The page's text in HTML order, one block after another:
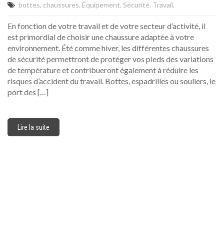
bottes chaussures Équipement Sécurité Travail
En fonction de votre travail et de votre secteur d’activité, il
est primordial de choisir une chaussure adaptée à votre
environnement. Été comme hiver, les différentes chaussures
de sécurité permettront de protéger vos pieds des variations
de température et contribueront également à réduire les
risques d’accident du travail. Bottes, espadrilles ou souliers, le
port des […]
Lire la suite